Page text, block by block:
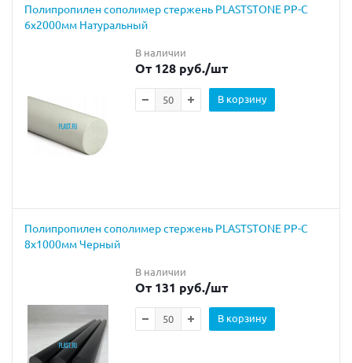
Полипропилен сополимер стержень PLASTSTONE PP-C
6х2000мм Натуральный
В наличии
От 128 руб./шт
В корзину
Полипропилен сополимер стержень PLASTSTONE PP-C
8х1000мм Черный
В наличии
От 131 руб./шт
В корзину